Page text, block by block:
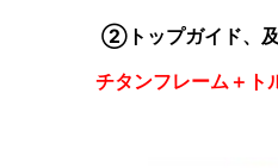
②トップガイド、
チタンフレーム＋ト